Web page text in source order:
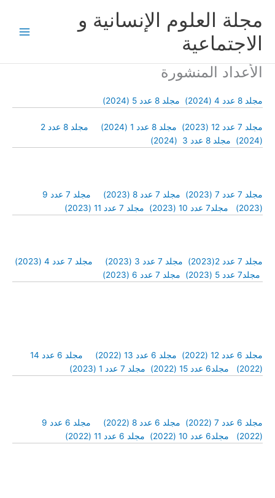
المحتوى
مجلة العلوم الإنسانية و
الاجتماعية
الأعداد المنشورة
مجلد 8 عدد 4 (2024) مجلد 8 عدد 5 (2024)
مجلد 7 عدد 12 (2023) مجلد 8 عدد 1 (2024)
مجلد 8 عدد 2
(2024)
مجلد 8 عدد 3 (2024)
مجلد 7 عدد 7 (2023) مجلد 7 عدد 8 (2023)
مجلد 7 عدد 9
(2023)
مجلد7 عدد 10 (2023) مجلد 7 عدد 11 (2023)
مجلد 7 عدد 2(2023) مجلد 7 عدد 3 (2023)
مجلد 7 عدد 4 (2023)
مجلد7 عدد 5 (2023)
مجلد 7 عدد 6 (2023)
مجلد 6 عدد 12 (2022) مجلد 6 عدد 13 (2022)
مجلد 6 عدد 14
(2022)
مجلد6 عدد 15 (2022) مجلد 7 عدد 1 (2023)
مجلد 6 عدد 7 (2022) مجلد 6 عدد 8 (2022)
مجلد 6 عدد 9
(2022)
مجلد6 عدد 10 (2022) مجلد 6 عدد 11 (2022)